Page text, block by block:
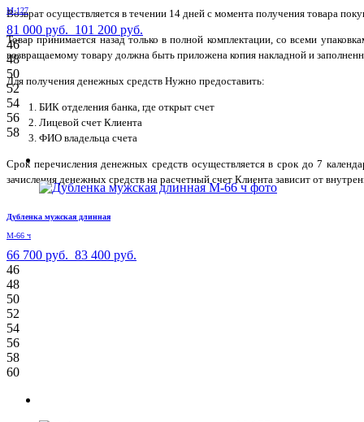
Возврат осуществляется в течении 14 дней с момента получения товара
Товар принимается назад только в полной комплектации, со всеми
возвращаемому товару должна быть приложена копия накладной и
Для получения денежных средств Нужно предоставить:
БИК отделения банка, где открыт счет
Лицевой счет Клиента
ФИО владельца счета
Срок перечисления денежных средств осуществляется в срок до 7
зачисления денежных средств на расчетный счет Клиента зависит от
М-127
81 000 руб. 101 200 руб.
46
48
50
52
54
56
58
Дубленка мужская длинная
М-66 ч
66 700 руб. 83 400 руб.
46
48
50
52
54
56
58
60